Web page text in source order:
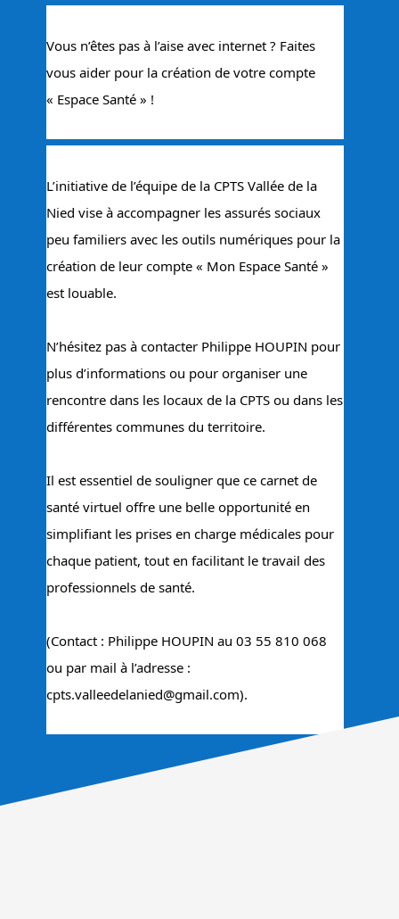
Vous n’êtes pas à l’aise avec internet ? Faites
vous aider pour la création de votre compte
« Espace Santé » !
L’initiative de l’équipe de la CPTS Vallée de la
Nied vise à accompagner les assurés sociaux
peu familiers avec les outils numériques pour la
création de leur compte « Mon Espace Santé »
est louable.
N’hésitez pas à contacter Philippe HOUPIN pour
plus d’informations ou pour organiser une
rencontre dans les locaux de la CPTS ou dans les
différentes communes du territoire.
Il est essentiel de souligner que ce carnet de
santé virtuel offre une belle opportunité en
simplifiant les prises en charge médicales pour
chaque patient, tout en facilitant le travail des
professionnels de santé.
(Contact : Philippe HOUPIN au 03 55 810 068
ou par mail à l’adresse :
cpts.valleedelanied@gmail.com).